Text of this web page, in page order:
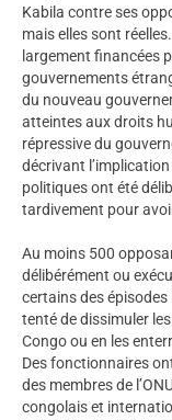
Kabila contre ses
mais elles sont
largement financées
gouvernements
du nouveau
atteintes aux droits
répressive du
décrivant
politiques ont été
tardivement pour
Au moins 500
délibérément ou
certains des épisodes
tenté de dissimuler
Congo ou en les
Des fonctionnaires
des membres de
congolais et